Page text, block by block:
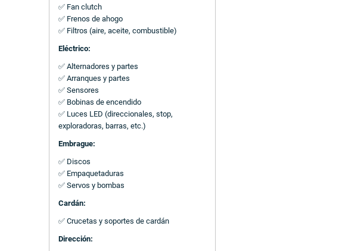
✅ Fan clutch
✅ Frenos de ahogo
✅ Filtros (aire, aceite, combustible)
Eléctrico:
✅ Alternadores y partes
✅ Arranques y partes
✅ Sensores
✅ Bobinas de encendido
✅ Luces LED (direccionales, stop,
exploradoras, barras, etc.)
Embrague:
✅ Discos
✅ Empaquetaduras
✅ Servos y bombas
Cardán:
✅ Crucetas y soportes de cardán
Dirección: